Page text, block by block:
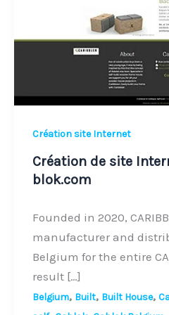
Création site Internet
Création de site
blok.com
Founded in 2020,
manufacturer and
Belgium for the entire
result […]
Belgium, Built, Built House,
blok.com